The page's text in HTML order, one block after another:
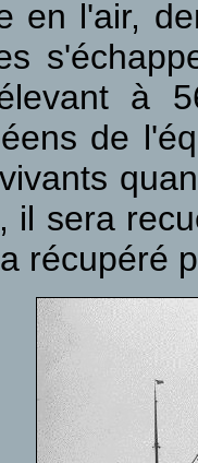
en l'air,
à
de
il sera
récupéré